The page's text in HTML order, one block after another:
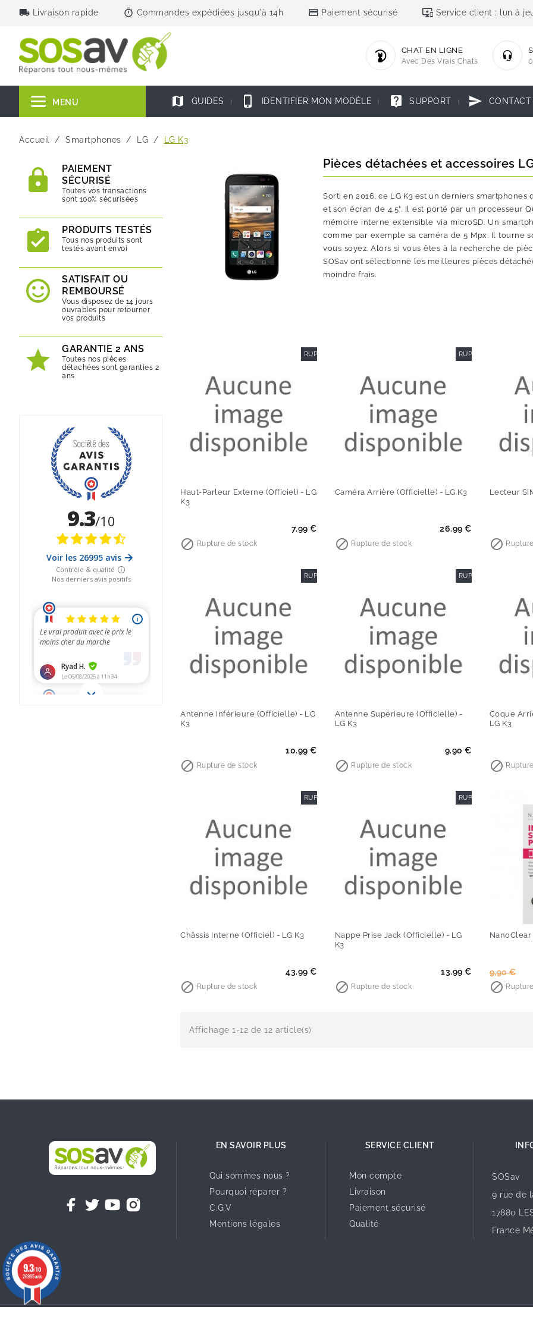
local_shipping Livraison rapide timer Commandes expédiées jusqu'à 14h credit_card Paiement sécurisé important_devices Service client : lun à
CHAT EN LIGNE
Avec Des Vrais Chats
MENU map GUIDES phone_iphone IDENTIFIER MON MODÈLE live_help SUPPORT send CONTACT
Accueil Smartphones LG LG K3
PAIEMENT
SÉCURISÉ
Toutes vos transactions
sont 100% sécurisées
PRODUITS TESTÉS
Tous nos produits sont
testés avant envoi
SATISFAIT OU
REMBOURSÉ
Vous disposez de 14 jours
ouvrables pour retourner
vos produits
GARANTIE 2 ANS
Toutes nos pièces
détachées sont garanties 2
ans
Pièces détachées et accessoires
Sorti en 2016, ce LG K3 est un derniers
et son écran de 4,5". Il est porté par un processeur
mémoire interne extensible via microSD. Un
comme par exemple sa caméra de 5 Mpx. Il tourne
vous soyez. Alors si vous êtes à la recherche de
SOSav ont sélectionné les meilleures pièces
moindre frais.
RUPTURE DE STOCK
Haut-Parleur Externe (Officiel) - LG
K3
7.99 €
 Rupture de stock
EXCLUSIVITÉ WEB
RUPTURE DE STOCK
Caméra Arrière (Officielle) - LG K3
26.99 €
 Rupture de stock
Lecteur

RUPTURE DE STOCK
Antenne Inférieure (Officielle) - LG
K3
10.99 €
 Rupture de stock
RUPTURE DE STOCK
Antenne Supérieure (Officielle) -
LG K3
9.90 €
 Rupture de stock
Coque
LG K3

RUPTURE DE STOCK
Châssis Interne (Officiel) - LG K3
43.99 €
 Rupture de stock
RUPTURE DE STOCK
Nappe Prise Jack (Officielle) - LG
K3
13.99 €
 Rupture de stock
Prix
de
9,90 €Prix

Affichage 1-12 de 12 article(s)
EN SAVOIR PLUS
Qui sommes nous ?
Pourquoi réparer ?
C.G.V
Mentions légales
SERVICE CLIENT
Mon compte
Livraison
Paiement sécurisé
Qualité
SOSav
9 rue de
17880
France
9.3/10
26995 avis